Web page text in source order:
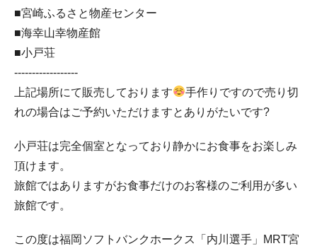
■宮崎ふるさと物産センター
■海幸山幸物産館
■小戸荘
------------------
上記場所にて販売しております
手作りですので売り切
れの場合はご予約いただけますとありがたいです?
小戸荘は完全個室となっており静かにお食事をお楽しみ
頂けます。
旅館ではありますがお食事だけのお客様のご利用が多い
旅館です。
この度は福岡ソフトバンクホークス「内川選手」MRT宮